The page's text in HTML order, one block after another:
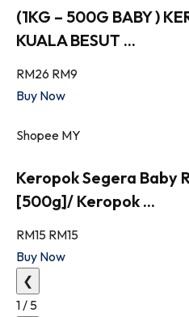
(1KG – 500G BABY )
KUALA BESUT ...
RM26 RM9
Buy Now
Shopee MY
Keropok Segera Baby
[500g]/ Keropok ...
RM15 RM15
Buy Now
❮
1 / 5